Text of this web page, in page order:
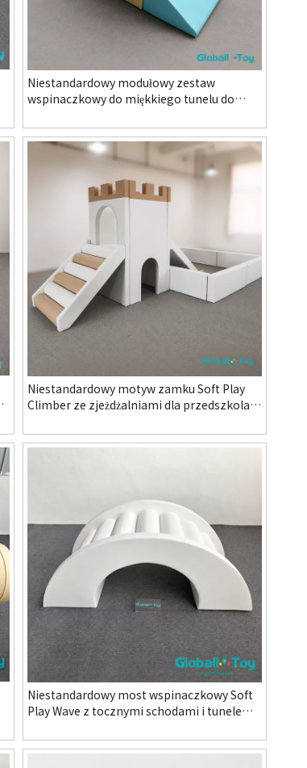
Niestandardowy modułowy zestaw
wspinaczkowy do miękkiego tunelu do
Kryty plac zabaw i centrum rozrywki
rodzinnej
Niestandardowy motyw zamku Soft Play
Climber ze zjeżdżalniami dla przedszkola
centrum rozrywki rodzinnej
Niestandardowy most wspinaczkowy Soft
Play Wave z tocznymi schodami i tunelem
Kryty plac zabaw